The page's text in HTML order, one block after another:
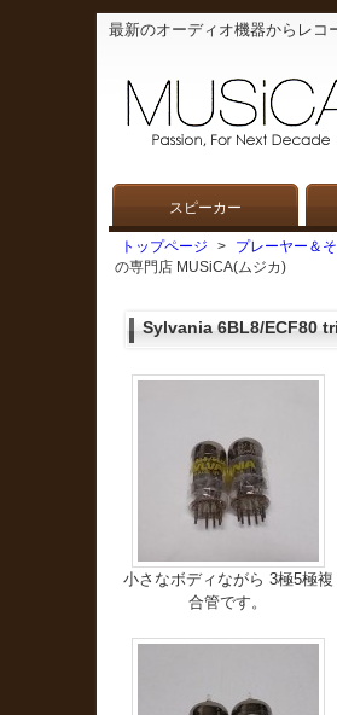
最新のオーディオ機器からレコ
スピーカー
トップページ > プレーヤー＆
の専門店 MUSiCA(ムジカ)
Sylvania 6BL8/ECF80
小さなボディながら 3極5極複
合管です。